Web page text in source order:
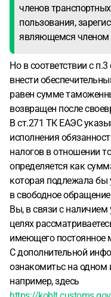
членов
пользования,
являющемся членом
Но в соответствии с
внести
равен сумме
возвращен после
В ст.271 ТК ЕАЭС
исполнения
налогов в отношении
определяется как
которая подлежала бы
в свободное
Вы, в связи с
целях
имеющего постоянное
С дополнительной
ознакомитьс на
например, здесь